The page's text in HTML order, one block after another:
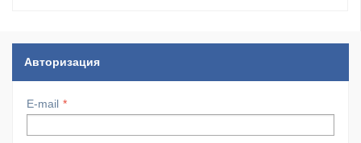
Авторизация
E-mail